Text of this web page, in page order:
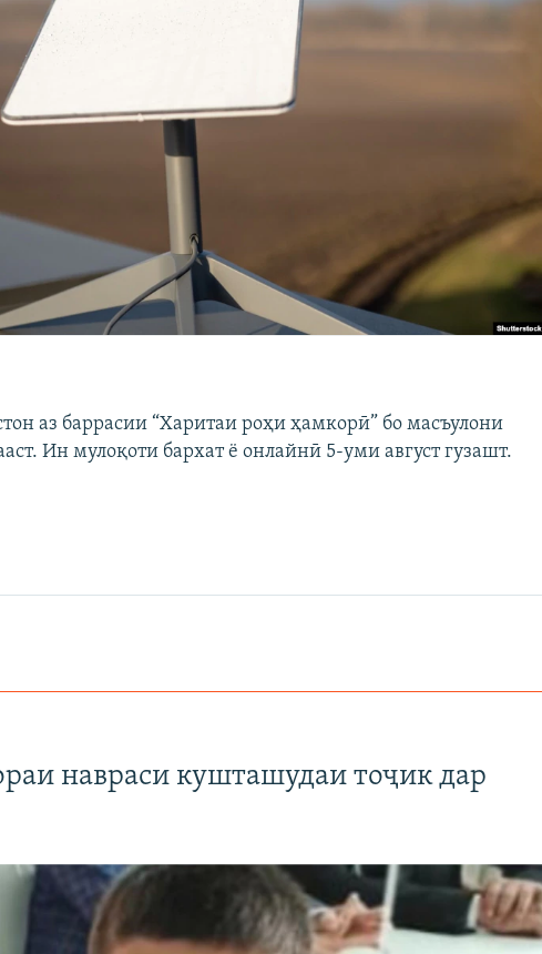
аз баррасии “Харитаи роҳи ҳамкорӣ” бо масъулони
Ин мулоқоти бархат ё онлайнӣ 5-уми август гузашт.
навраси кушташудаи тоҷик дар